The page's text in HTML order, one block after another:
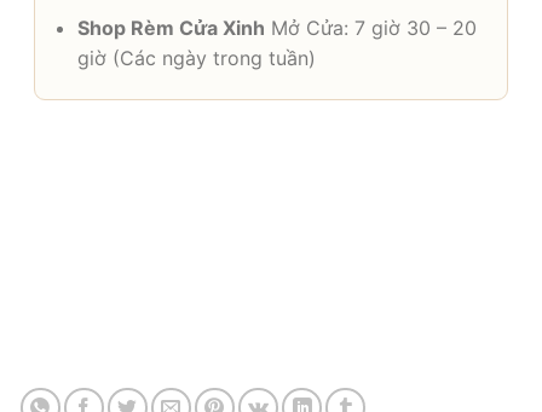
Shop Rèm Cửa Xinh Mở Cửa: 7 giờ 30 – 20
giờ (Các ngày trong tuần)